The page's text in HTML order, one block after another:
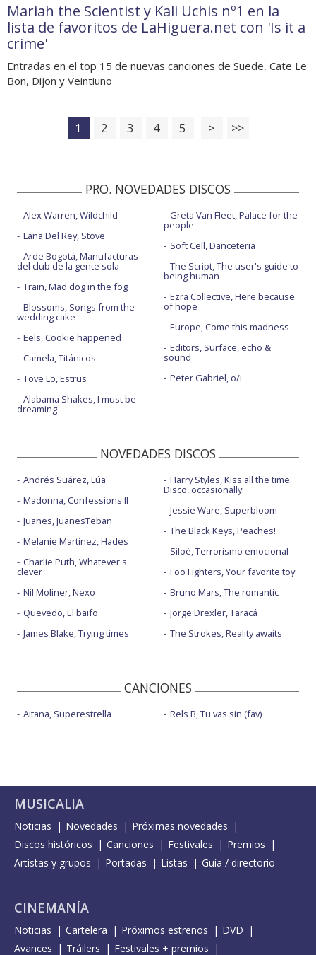
Mariah the Scientist y Kali Uchis nº1 en la
lista de favoritos de LaHiguera.net con 'Is it a
crime'
Entradas en el top 15 de nuevas canciones de Suede, Cate Le
Bon, Dijon y Veintiuno
1 2 3 4 5 > >>
PRO. NOVEDADES DISCOS
Alex Warren, Wildchild
Lana Del Rey, Stove
Arde Bogotá, Manufacturas
del club de la gente sola
Train, Mad dog in the fog
Blossoms, Songs from the
wedding cake
Eels, Cookie happened
Camela, Titánicos
Tove Lo, Estrus
Alabama Shakes, I must be
dreaming
Greta Van Fleet, Palace for the
people
Soft Cell, Danceteria
The Script, The user's guide to
being human
Ezra Collective, Here because
of hope
Europe, Come this madness
Editors, Surface, echo &
sound
Peter Gabriel, o/i
NOVEDADES DISCOS
Andrés Suárez, Lúa
Madonna, Confessions II
Juanes, JuanesTeban
Melanie Martinez, Hades
Charlie Puth, Whatever's
clever
Nil Moliner, Nexo
Quevedo, El baifo
James Blake, Trying times
Harry Styles, Kiss all the time.
Disco, occasionally.
Jessie Ware, Superbloom
The Black Keys, Peaches!
Siloé, Terrorismo emocional
Foo Fighters, Your favorite toy
Bruno Mars, The romantic
Jorge Drexler, Taracá
The Strokes, Reality awaits
CANCIONES
Aitana, Superestrella Rels B, Tu vas sin (fav)
MUSICALIA
Noticias Novedades
Próximas novedades
Discos históricos
Canciones Festivales
Premios
Artistas y grupos
Portadas Listas Guía / directorio
CINEMANÍA
Noticias Cartelera Próximos estrenos
DVD
Avances
Tráilers Festivales + premios